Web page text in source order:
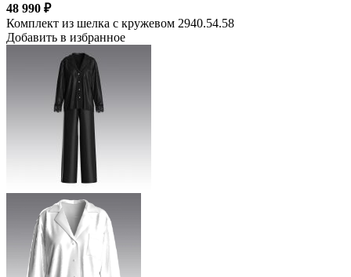
48 990 ₽
Комплект из шелка с кружевом 2940.54.58
Добавить в избранное